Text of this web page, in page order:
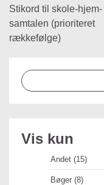
Stikord til skole-hjem-
samtalen (prioriteret
rækkefølge)
Vis kun
Andet (15)
Bøger (8)